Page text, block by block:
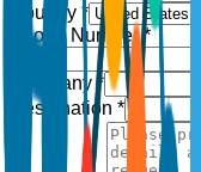
Country *
Phone Number *
Company *
Designation *